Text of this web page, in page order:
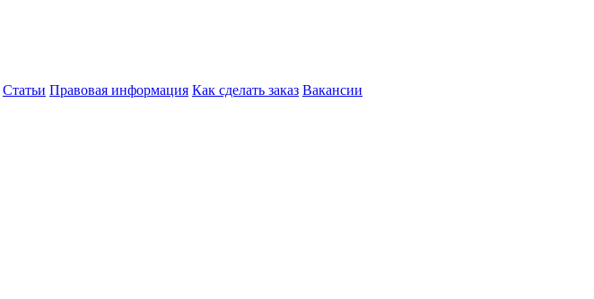
Статьи Правовая информация Как сделать заказ Вакансии